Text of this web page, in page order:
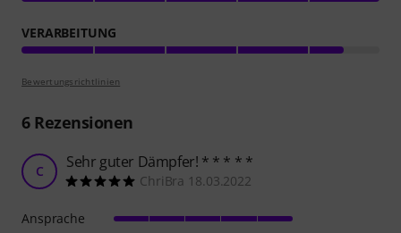
VERARBEITUNG
Bewertungsrichtlinien
6Rezensionen
C Sehr guter Dämpfer! * * * * *
ChriBra 18.03.2022
Ansprache